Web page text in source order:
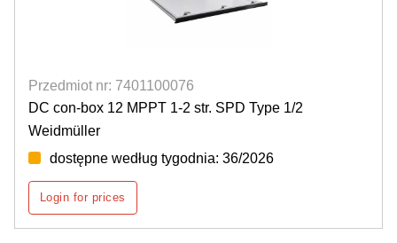
Przedmiot nr: 7401100076
DC con-box 12 MPPT 1-2 str. SPD Type 1/2
Weidmüller
dostępne według tygodnia: 36/2026
Login for prices